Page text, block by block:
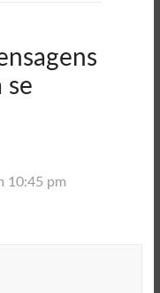
se
10:45 pm